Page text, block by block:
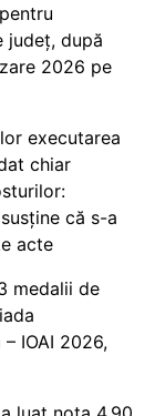
județ, după
2026 pe
executarea
chiar
că s-a
acte
medalii de
IOAI 2026,